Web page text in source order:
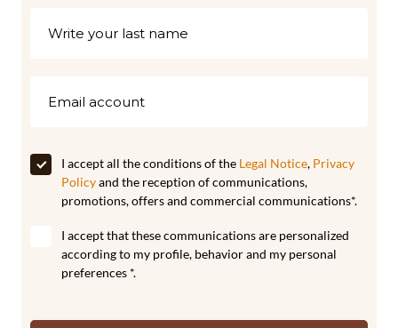
I accept all the conditions of the Legal Notice, Privacy
Policyand the reception of communications,
promotions, offers and commercial communications*.
I accept that these communications are personalized
according to my profile, behavior and my personal
preferences *.